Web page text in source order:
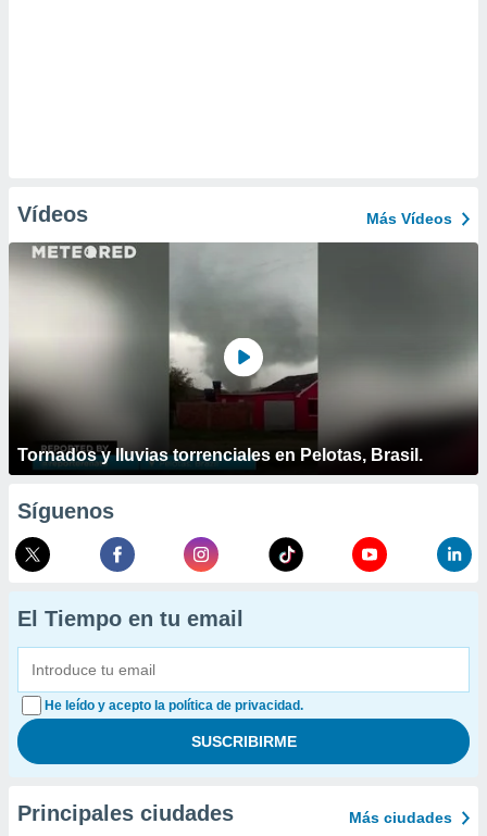
Vídeos Más Vídeos
Tornados y lluvias torrenciales en Pelotas, Brasil.
Síguenos
El Tiempo en tu email
He leído y acepto la política de privacidad.
Principales ciudades Más ciudades